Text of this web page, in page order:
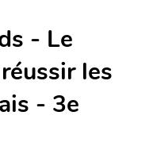
- Le
les
- 3e